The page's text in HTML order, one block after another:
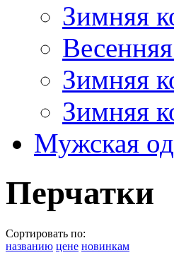
Зимняя
Зимняя
Зимняя
Мужская
Перчатки
Сортировать по:
названию цене новинкам